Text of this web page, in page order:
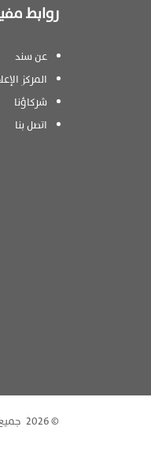
روابط
عن سند
المركز
شركاؤنا
اتصل بنا
‬© 2026 ‬ جميع الحقوق محفوظة لجمعية سند لدعم الأطفال المرضى بالسرطان